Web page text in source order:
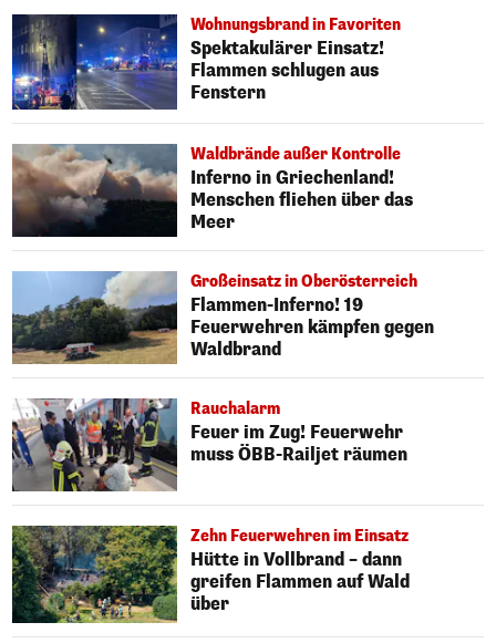
Wohnungsbrand in Favoriten
Spektakulärer Einsatz!
Flammen schlugen aus
Fenstern
Waldbrände außer Kontrolle
Inferno in Griechenland!
Menschen fliehen über das
Meer
Großeinsatz in Oberösterreich
Flammen-Inferno! 19
Feuerwehren kämpfen gegen
Waldbrand
Rauchalarm
Feuer im Zug! Feuerwehr
muss ÖBB-Railjet räumen
Zehn Feuerwehren im Einsatz
Hütte in Vollbrand – dann
greifen Flammen auf Wald
über